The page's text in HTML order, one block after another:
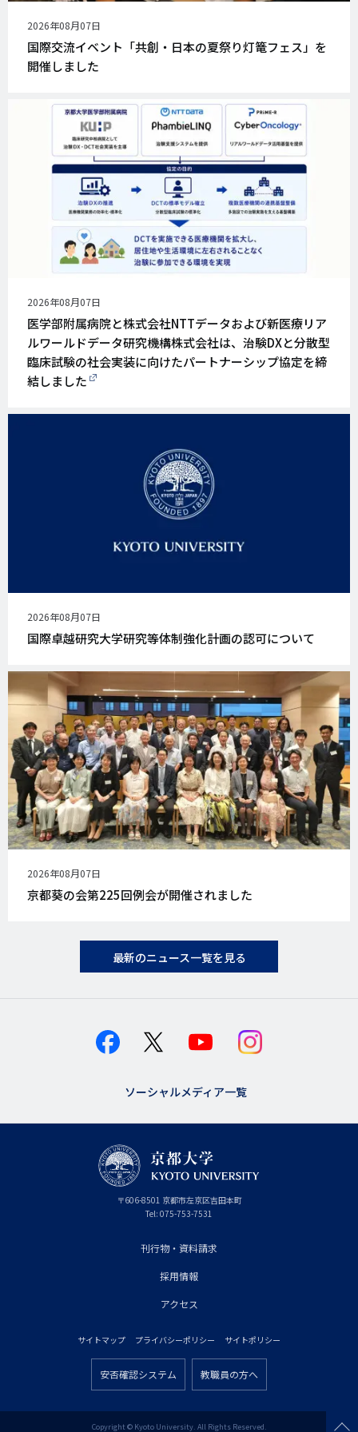
公
開
日
2026年08月07日
国際交流イベント「共創・日本の夏祭り灯篭フェス」を
開催しました
公
開
日
2026年08月07日
医学部附属病院と株式会社NTTデータおよび新医療リア
ルワールドデータ研究機構株式会社は、治験DXと分散型
臨床試験の社会実装に向けたパートナーシップ協定を締
結しました
公
開
日
2026年08月07日
国際卓越研究大学研究等体制強化計画の認可について
公
開
日
2026年08月07日
京都葵の会第225回例会が開催されました
最新のニュース一覧を見る
ソーシャルメディア一覧
〒606-8501 京
都
府
京都市左京区吉田本町
Tel: 075-753-7531
刊行物・資料請求
採用情報
アクセス
タ
サイトマップ プライバシーポリシー サイトポリシー
ッ
安否確認システム 教職員の方へ
Copyright © Kyoto University. All Rights Reserved.